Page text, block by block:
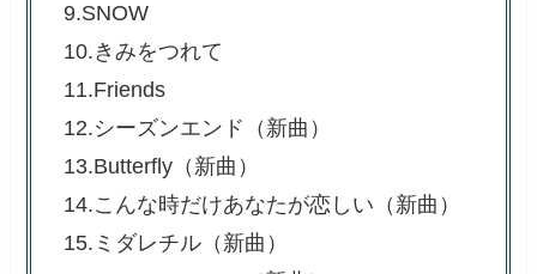
9.SNOW
10.きみをつれて
11.Friends
12.シーズンエンド（新曲）
13.Butterfly （新曲）
14.こんな時だけあなたが恋しい （新曲）
15.ミダレチル （新曲）